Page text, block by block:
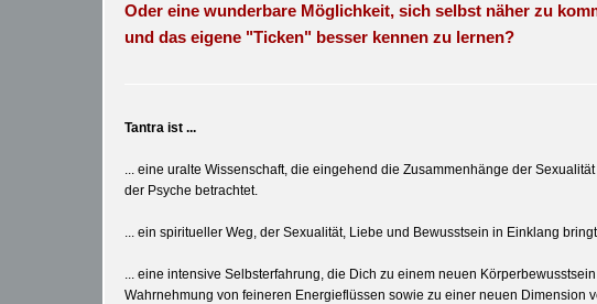
Oder eine wunderbare Möglichkeit, sich selbst näher zu
und das eigene "Ticken" besser kennen zu lernen?
Tantra ist ...
... eine uralte Wissenschaft, die eingehend die Zusammenhänge der Sexualität
der Psyche betrachtet.
... ein spiritueller Weg, der Sexualität, Liebe und Bewusstsein in Einklang
... eine intensive Selbsterfahrung, die Dich zu einem neuen
Wahrnehmung von feineren Energieflüssen sowie zu einer neuen Dimension